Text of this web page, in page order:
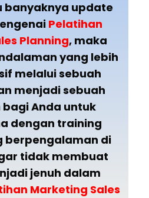
banyaknya update
Pelatihan
Planning, maka
yang lebih
melalui sebuah
menjadi sebuah
Anda untuk
dengan training
berpengalaman di
tidak membuat
jenuh dalam
Marketing Sales